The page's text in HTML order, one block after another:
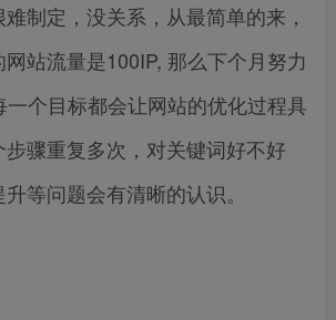
制定，没关系，从最简单的来，
站流量是100IP, 那么下个月努力
一个目标都会让网站的优化过程具
骤重复多次，对关键词好不好
等问题会有清晰的认识。